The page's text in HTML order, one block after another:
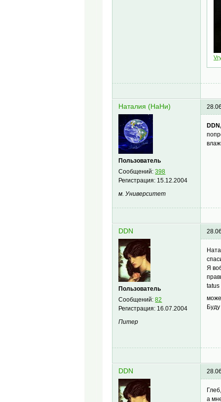
Наталия (НаНи)
Пользователь
Сообщений:398
Регистрация: 15.12.2004
м. Университет
DDN
Пользователь
Сообщений:82
Регистрация: 16.07.2004
Питер
Я
DDN
а